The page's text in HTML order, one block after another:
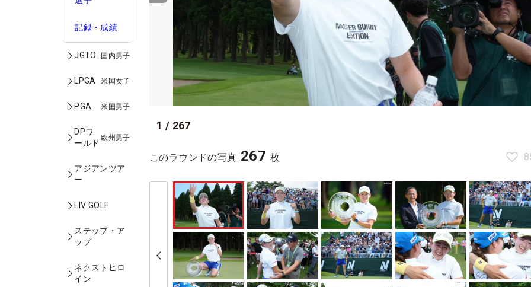
記録・成績
JGTO 国内男子
LPGA 米国女子
PGA 米国男子
DPワ
ールド
欧州男子
アジアンツア
ー
LIV GOLF
ステップ・ア
ップ
ネクストヒロ
イン
1 / 267
このラウンドの写真 267 枚